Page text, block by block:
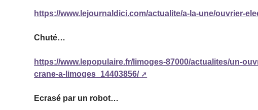
https://www.lejournaldici.com/actualite/a-la-une/ouvrier-
Chuté…
https://www.lepopulaire.fr/limoges-87000/actualites/un-
crane-a-limoges_14403856/
Ecrasé par un robot…